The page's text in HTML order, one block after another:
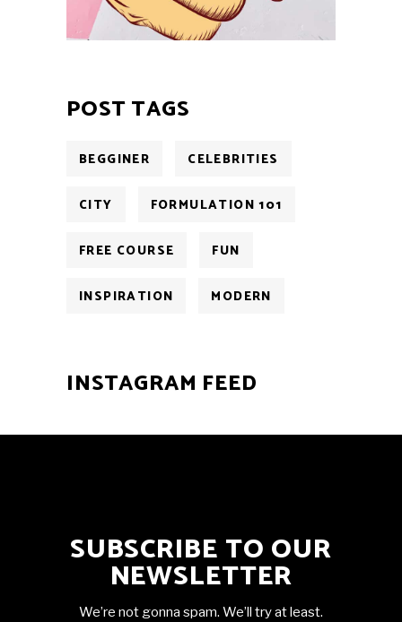
POST TAGS
BEGGINER CELEBRITIES
CITY FORMULATION 101
FREE COURSE FUN
INSPIRATION MODERN
INSTAGRAM FEED
SUBSCRIBE TO OUR
NEWSLETTER
We’re not gonna spam. We’ll try at least.